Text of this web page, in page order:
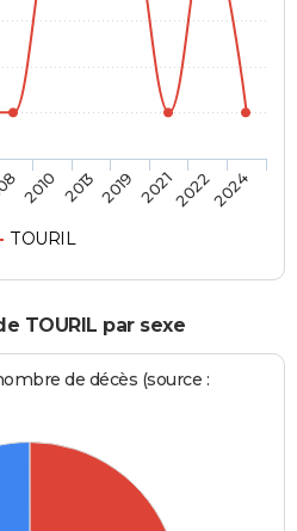
TOURIL
2010 2013 2019 202120222024
TOURIL par sexe
de décès (source :